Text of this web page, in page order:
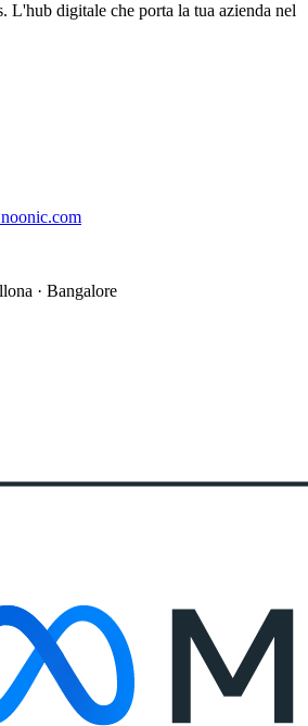
L'hub digitale che porta la tua azienda nel
· Bangalore